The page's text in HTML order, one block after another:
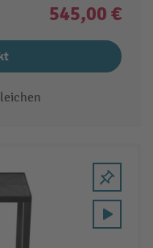
545,00 €